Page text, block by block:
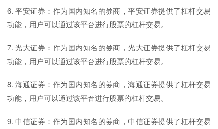
6. 平安证券：作为国内知名的券商，平安证券提供了杠杆交易
功能，用户可以通过该平台进行股票的杠杆交易。
7. 光大证券：作为国内知名的券商，光大证券提供了杠杆交易
功能，用户可以通过该平台进行股票的杠杆交易。
8. 海通证券：作为国内知名的券商，海通证券提供了杠杆交易
功能，用户可以通过该平台进行股票的杠杆交易。
9. 中信证券：作为国内知名的券商，中信证券提供了杠杆交易